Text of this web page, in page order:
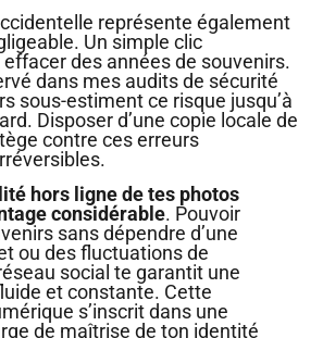
représente également
Un simple clic
des années de souvenirs.
dans mes audits de sécurité
sous-estiment ce risque jusqu’à
Disposer d’une copie locale de
contre ces erreurs
hors ligne de tes photos
considérable. Pouvoir
sans dépendre d’une
ou des fluctuations de
social te garantit une
et constante. Cette
s’inscrit dans une
de maîtrise de ton identité